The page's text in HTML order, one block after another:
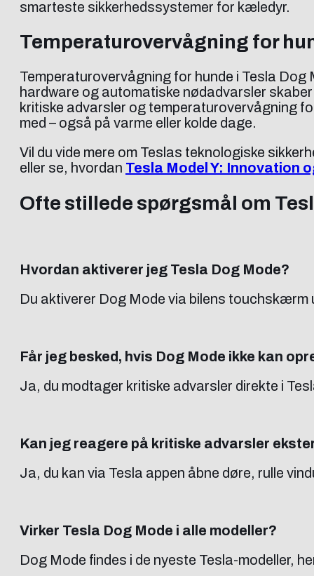
smarteste sikkerhedssystemer for kæledyr.
Temperaturovervågning for
Temperaturovervågning for hunde i Tesla
hardware og automatiske nødadvarsler
kritiske advarsler og temperaturovervågning
med – også på varme eller kolde dage.
Vil du vide mere om Teslas teknologiske
eller se, hvordan Tesla Model Y: Innovation
Ofte stillede spørgsmål om
Hvordan aktiverer jeg Tesla Dog Mode?
Du aktiverer Dog Mode via bilens
Får jeg besked, hvis Dog Mode ikke kan
Ja, du modtager kritiske advarsler direkte i
Kan jeg reagere på kritiske advarsler
Ja, du kan via Tesla appen åbne døre, rulle
Virker Tesla Dog Mode i alle modeller?
Dog Mode findes i de nyeste Tesla-modeller,